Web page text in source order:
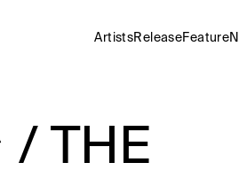
/ THE
ArtistsReleaseFeature